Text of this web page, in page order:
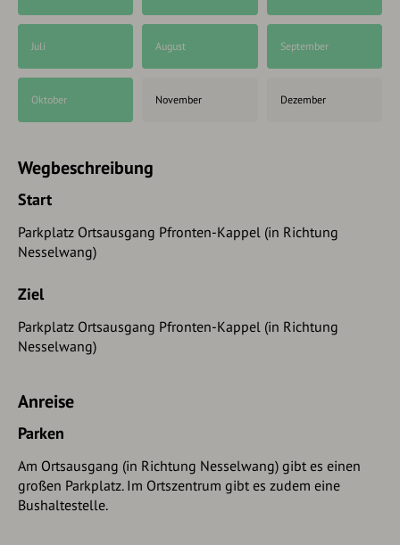
Juli August September
Oktober November Dezember
Wegbeschreibung
Start
Parkplatz Ortsausgang Pfronten-Kappel (in Richtung
Nesselwang)
Ziel
Parkplatz Ortsausgang Pfronten-Kappel (in Richtung
Nesselwang)
Anreise
Parken
Am Ortsausgang (in Richtung Nesselwang) gibt es einen
großen Parkplatz. Im Ortszentrum gibt es zudem eine
Bushaltestelle.